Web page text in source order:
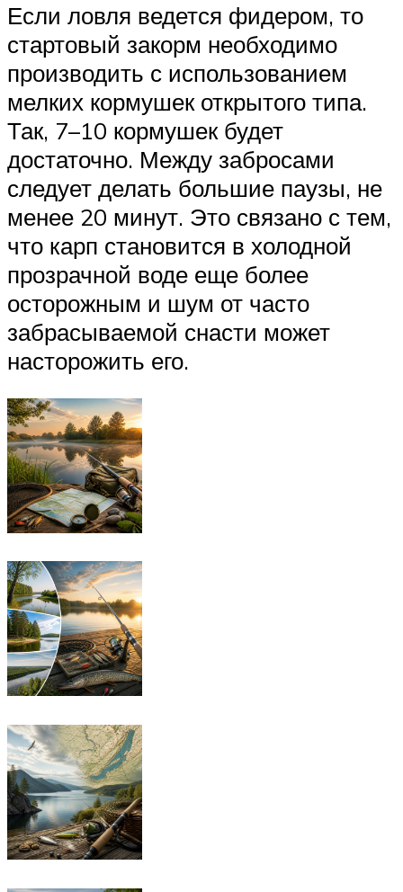
Если ловля ведется фидером, то
стартовый закорм необходимо
производить с использованием
мелких кормушек открытого типа.
Так, 7–10 кормушек будет
достаточно. Между забросами
следует делать большие паузы, не
менее 20 минут. Это связано с тем,
что карп становится в холодной
прозрачной воде еще более
осторожным и шум от часто
забрасываемой снасти может
насторожить его.